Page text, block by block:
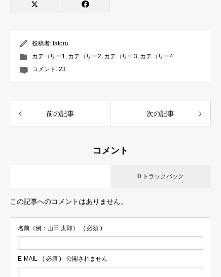
投稿者: fatoru
カテゴリー1, カテゴリー2, カテゴリー3, カテゴリー4
コメント: 23
前の記事 次の記事
コメント
0 トラックバック
この記事へのコメントはありません。
名前（例：山田 太郎） ( 必須 )
E-MAIL ( 必須 ) - 公開されません -